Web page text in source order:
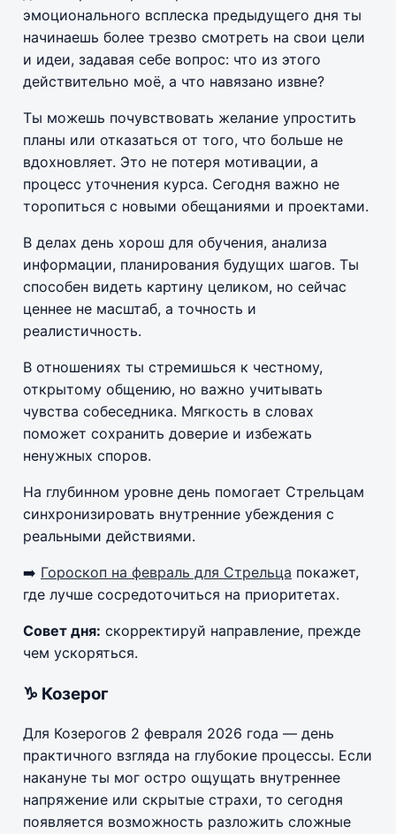
эмоционального всплеска предыдущего дня ты
начинаешь более трезво смотреть на свои цели
и идеи, задавая себе вопрос: что из этого
действительно моё, а что навязано извне?
Ты можешь почувствовать желание упростить
планы или отказаться от того, что больше не
вдохновляет. Это не потеря мотивации, а
процесс уточнения курса. Сегодня важно не
торопиться с новыми обещаниями и проектами.
В делах день хорош для обучения, анализа
информации, планирования будущих шагов. Ты
способен видеть картину целиком, но сейчас
ценнее не масштаб, а точность и
реалистичность.
В отношениях ты стремишься к честному,
открытому общению, но важно учитывать
чувства собеседника. Мягкость в словах
поможет сохранить доверие и избежать
ненужных споров.
На глубинном уровне день помогает Стрельцам
синхронизировать внутренние убеждения с
реальными действиями.
➡️ Гороскоп на февраль для Стрельца покажет,
где лучше сосредоточиться на приоритетах.
Совет дня: скорректируй направление, прежде
чем ускоряться.
♑ Козерог
Для Козерогов 2 февраля 2026 года — день
практичного взгляда на глубокие процессы. Если
накануне ты мог остро ощущать внутреннее
напряжение или скрытые страхи, то сегодня
появляется возможность разложить сложные